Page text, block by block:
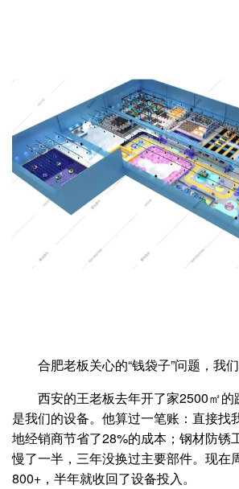
合肥老板关心的“钱袋子”问题，我
西安的王老板去年开了家2500㎡
是我们的设备。他算过一笔账：直接找
地经销商节省了28%的成本；钢材防锈
慢了一半，三年没换过主要部件。现在
800+，半年就收回了设备投入。